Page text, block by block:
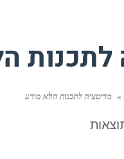
לתכנות
» מדיטציה לתכנות הלא מודע
ממוין